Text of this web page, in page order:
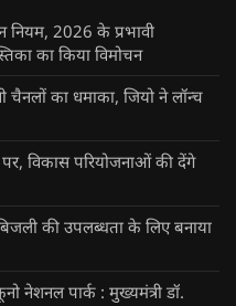
नियम, 2026 के प्रभावी
का किया विमोचन
का धमाका, जियो ने लॉन्च
पर, विकास परियोजनाओं की देंगे
की उपलब्धता के लिए बनाया
नेशनल पार्क : मुख्यमंत्री डॉ.